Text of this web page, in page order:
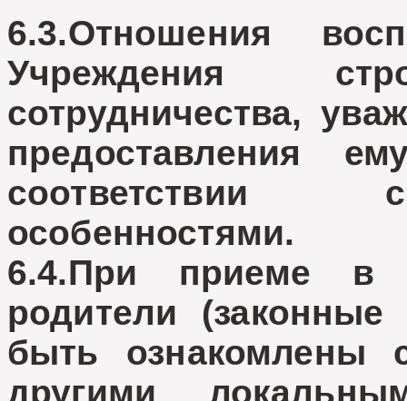
6.3.Отношения
Учреждения
сотрудничества,
предоставления
соответствии
особенностями.
6.4.При приеме в
родители
быть ознакомлены
другими